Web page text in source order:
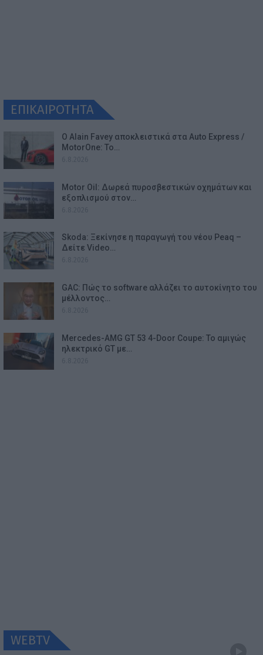
ΕΠΙΚΑΙΡΟΤΗΤΑ
Ο Alain Favey αποκλειστικά στα Auto Express /
MotorOne: Το…
Motor Oil: Δωρεά πυροσβεστικών οχημάτων και
εξοπλισμού στον…
Skoda: Ξεκίνησε η παραγωγή του νέου Peaq –
Δείτε Video…
GAC: Πώς το software αλλάζει το αυτοκίνητο του
μέλλοντος…
Mercedes-AMG GT 53 4-Door Coupe: Το αμιγώς
ηλεκτρικό GT με…
WEBTV